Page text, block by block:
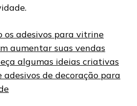
os adesivos para vitrine
aumentar suas vendas
algumas ideias criativas
adesivos de decoração para